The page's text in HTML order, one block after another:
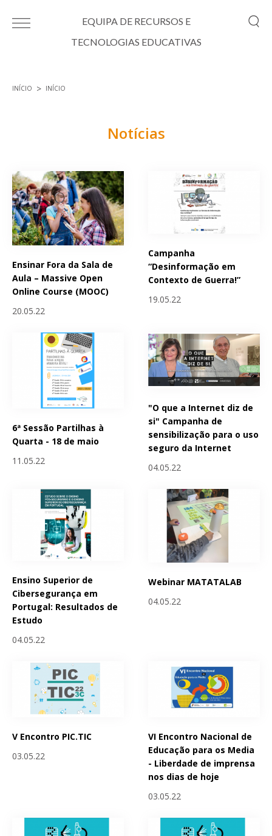
EQUIPA DE RECURSOS E
TECNOLOGIAS EDUCATIVAS
INÍCIO INÍCIO
Notícias
Ensinar Fora da Sala de
Aula – Massive Open
Online Course (MOOC)
20.05.22
Campanha
“Desinformação em
Contexto de Guerra!”
19.05.22
6ª Sessão Partilhas à
Quarta - 18 de maio
11.05.22
"O que a Internet diz de
si" Campanha de
sensibilização para o uso
seguro da Internet
04.05.22
Ensino Superior de
Cibersegurança em
Portugal: Resultados de
Estudo
04.05.22
Webinar MATATALAB
04.05.22
V Encontro PIC.TIC
03.05.22
VI Encontro Nacional de
Educação para os Media
- Liberdade de imprensa
nos dias de hoje
03.05.22
Páginas